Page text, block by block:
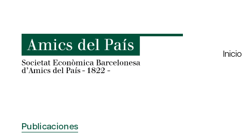
contenido
Inicio
Publicaciones